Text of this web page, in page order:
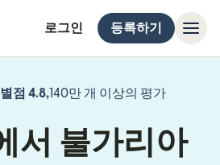
로그인 등록하기
점 4.8,140만 개 이상의 평가
서 불가리아